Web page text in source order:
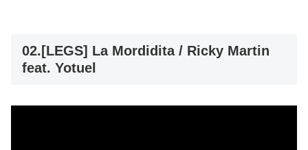
02.[LEGS] La Mordidita / Ricky Martin
feat. Yotuel